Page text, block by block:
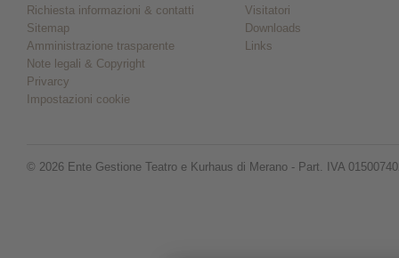
Richiesta informazioni & contatti
Sitemap
Amministrazione trasparente
Note legali & Copyright
Privarcy
Impostazioni cookie
Visitatori
Downloads
Links
© 2026 Ente Gestione Teatro e Kurhaus di Merano - Part. IVA